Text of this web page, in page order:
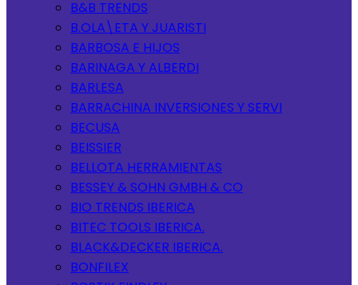
B&B TRENDS
B.OLA\ETA Y JUARISTI
BARBOSA E HIJOS
BARINAGA Y ALBERDI
BARLESA
BARRACHINA INVERSIONES Y SERVI
BECUSA
BEISSIER
BELLOTA HERRAMIENTAS
BESSEY & SOHN GMBH & CO
BIO TRENDS IBERICA
BITEC TOOLS IBERICA.
BLACK&DECKER IBERICA.
BONFILEX